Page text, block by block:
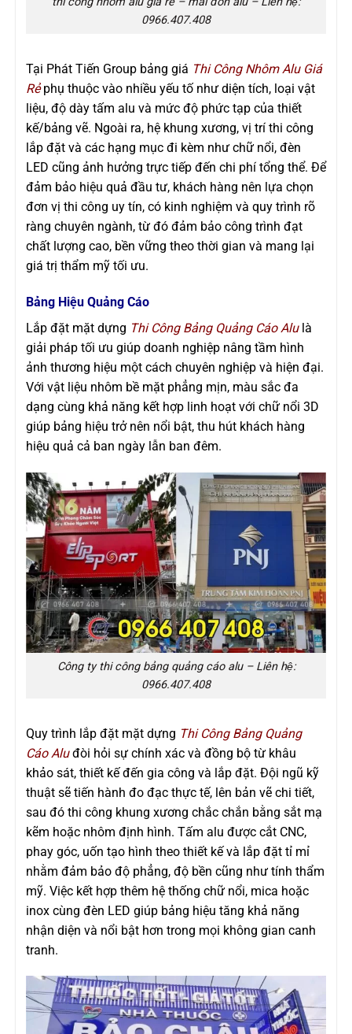
0966.407.408
Tại Phát Tiến Group bảng giá Thi Công Nhôm Alu Giá
Rẻphụ thuộc vào nhiều yếu tố như diện tích, loại vật
liệu, độ dày tấm alu và mức độ phức tạp của thiết
kế/bảng vẽ. Ngoài ra, hệ khung xương, vị trí thi công
lắp đặt và các hạng mục đi kèm như chữ nổi, đèn
LED cũng ảnh hưởng trực tiếp đến chi phí tổng thể. Để
đảm bảo hiệu quả đầu tư, khách hàng nên lựa chọn
đơn vị thi công uy tín, có kinh nghiệm và quy trình rõ
ràng chuyên ngành, từ đó đảm bảo công trình đạt
chất lượng cao, bền vững theo thời gian và mang lại
giá trị thẩm mỹ tối ưu.
Bảng Hiệu Quảng Cáo
Lắp đặt mặt dựng Thi Công Bảng Quảng Cáo Alulà
giải pháp tối ưu giúp doanh nghiệp nâng tầm hình
ảnh thương hiệu một cách chuyên nghiệp và hiện đại.
Với vật liệu nhôm bề mặt phẳng mịn, màu sắc đa
dạng cùng khả năng kết hợp linh hoạt với chữ nổi 3D
giúp bảng hiệu trở nên nổi bật, thu hút khách hàng
hiệu quả cả ban ngày lẫn ban đêm.
Công ty thi công bảng quảng cáo alu – Liên hệ:
0966.407.408
Quy trình lắp đặt mặt dựng Thi Công Bảng Quảng
Cáo Aluđòi hỏi sự chính xác và đồng bộ từ khâu
khảo sát, thiết kế đến gia công và lắp đặt. Đội ngũ kỹ
thuật sẽ tiến hành đo đạc thực tế, lên bản vẽ chi tiết,
sau đó thi công khung xương chắc chắn bằng sắt mạ
kẽm hoặc nhôm định hình. Tấm alu được cắt CNC,
phay góc, uốn tạo hình theo thiết kế và lắp đặt tỉ mỉ
nhằm đảm bảo độ phẳng, độ bền cũng như tính thẩm
mỹ. Việc kết hợp thêm hệ thống chữ nổi, mica hoặc
inox cùng đèn LED giúp bảng hiệu tăng khả năng
nhận diện và nổi bật hơn trong mọi không gian canh
tranh.